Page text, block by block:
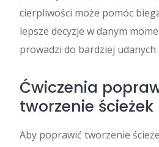
cierpliwości może pomóc
lepsze decyzje w danym
prowadzi do bardziej udanych
Ćwiczenia
tworzenie
Aby poprawić tworzenie